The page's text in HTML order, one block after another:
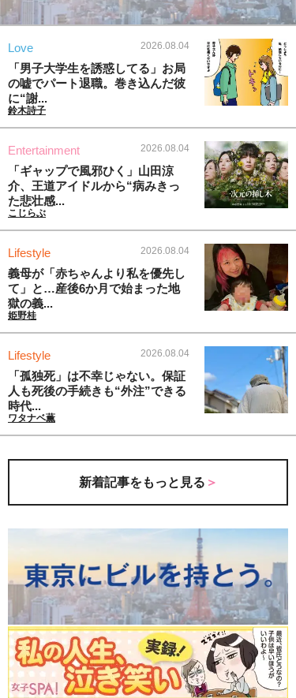
Love 2026.08.04
「男子大学生を誘惑してる」お局
の嘘でパート退職。巻き込んだ彼
に“謝...
鈴木詩子
Entertainment 2026.08.04
「ギャップで風邪ひく」山田涼
介、王道アイドルから“病みきっ
た悲壮感...
こじらぶ
Lifestyle 2026.08.04
義母が「赤ちゃんより私を優先し
て」と…産後6か月で始まった地
獄の義...
姫野桂
Lifestyle 2026.08.04
「孤独死」は不幸じゃない。保証
人も死後の手続きも“外注”できる
時代...
ワタナベ薫
新着記事をもっと見る